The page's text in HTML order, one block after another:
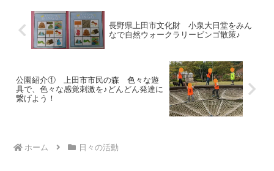
長野県上田市文化財 小泉大日堂をみん
なで自然ウォークラリービンゴ散策♪
公園紹介① 上田市市民の森 色々な遊
具で、色々な感覚刺激を♪どんどん発達に
繋げよう！
ホーム 日々の活動